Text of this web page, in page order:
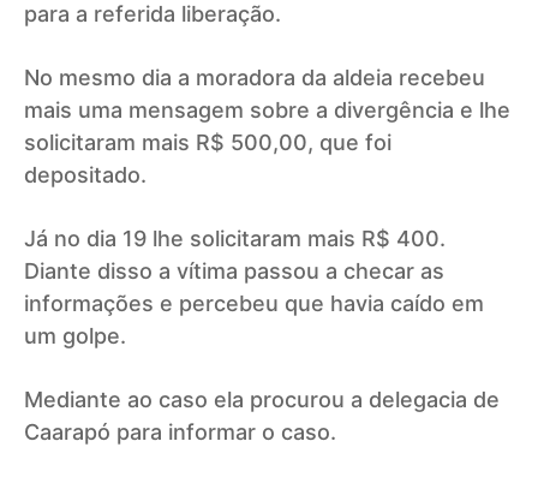
para a referida liberação.
No mesmo dia a moradora da aldeia recebeu
mais uma mensagem sobre a divergência e lhe
solicitaram mais R$ 500,00, que foi
depositado.
Já no dia 19 lhe solicitaram mais R$ 400.
Diante disso a vítima passou a checar as
informações e percebeu que havia caído em
um golpe.
Mediante ao caso ela procurou a delegacia de
Caarapó para informar o caso.